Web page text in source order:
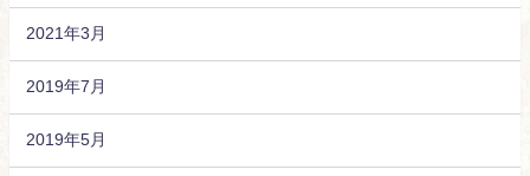
2021年3月
2019年7月
2019年5月